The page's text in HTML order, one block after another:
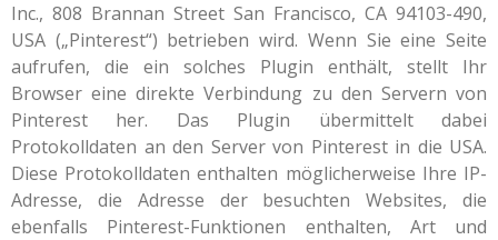
Inc., 808 Brannan Street San Francisco, CA 94103-490,
USA („Pinterest“) betrieben wird. Wenn Sie eine Seite
aufrufen, die ein solches Plugin enthält, stellt Ihr
Browser eine direkte Verbindung zu den Servern von
Pinterest her. Das Plugin übermittelt dabei
Protokolldaten an den Server von Pinterest in die USA.
Diese Protokolldaten enthalten möglicherweise Ihre IP-
Adresse, die Adresse der besuchten Websites, die
ebenfalls Pinterest-Funktionen enthalten, Art und